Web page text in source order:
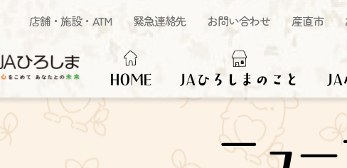
店舗・施設・ATM 緊急連絡先 お問い合わせ 産直市
HOME JAひろしまのこと
ニュ